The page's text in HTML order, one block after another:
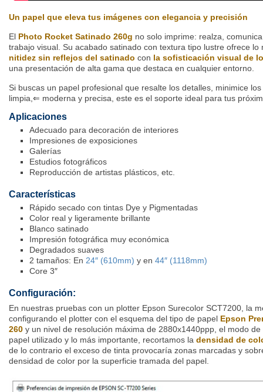
Un papel que eleva tus imágenes con elegancia y precisión
El Photo Rocket Satinado 260g no solo imprime: realza,
trabajo visual. Su acabado satinado con textura tipo lustre ofrece
nitidez sin reflejos del satinado con la sofisticación visual de
una presentación de alta gama que destaca en cualquier entorno.
Si buscas un papel profesional que resalte los detalles, minimice
limpia,⇐ moderna y precisa, este es el soporte ideal para tus
Aplicaciones
Adecuado para decoración de interiores
Impresiones de exposiciones
Galerías
Estudios fotográficos
Reproducción de artistas plásticos, etc.
Características
Rápido secado con tintas Dye y Pigmentadas
Color real y ligeramente brillante
Blanco satinado
Impresión fotográfica muy económica
Degradados suaves
2 tamaños: En 24″ (610mm) y en 44″ (1118mm)
Core 3″
Configuración:
En nuestras pruebas con un plotter Epson Surecolor SCT7200, la
configurando el plotter con el esquema del tipo de papel Epson
260 y un nivel de resolución máxima de 2880x1440ppp, el modo
papel utilizado y lo más importante, recortamos la densidad de
de lo contrario el exceso de tinta provocaría zonas marcadas y
densidad de color por la superficie tramada del papel.